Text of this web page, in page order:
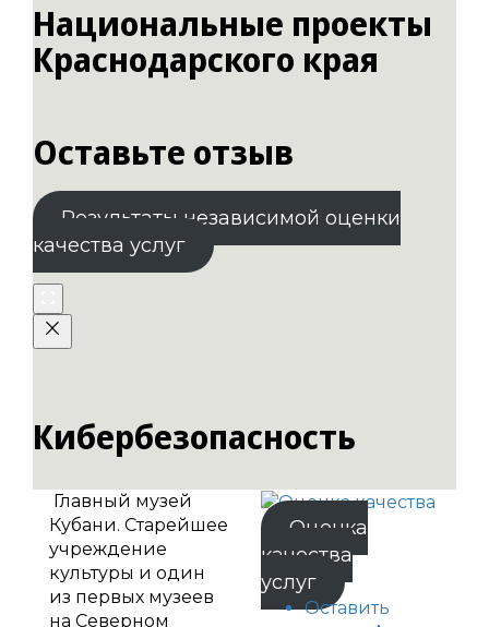
Национальные проекты
Краснодарского края
Оставьте отзыв
Результаты независимой оценки
качества услуг
Кибербезопасность
Главный музей
Кубани. Старейшее
учреждение
культуры и один
из первых музеев
на Северном
Оценка
качества
услуг
Оставить